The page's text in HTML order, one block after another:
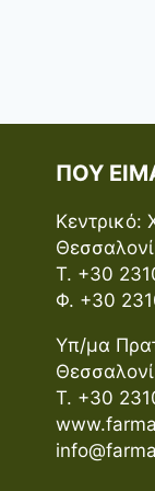
ΠΟΎ
Κεντρικό:
Τ. +30
Φ. +30
Υπ/μα
Τ. +30